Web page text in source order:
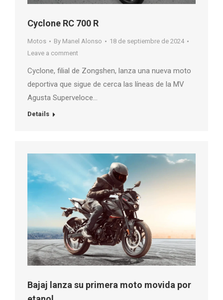
Cyclone RC 700 R
Motos By Manel Alonso
18 de septiembre de 2024
Leave a comment
Cyclone, filial de Zongshen, lanza una nueva moto
deportiva que sigue de cerca las líneas de la MV
Agusta Superveloce…
Details
Bajaj lanza su primera moto movida por